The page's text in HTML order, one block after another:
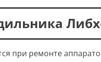
при ремонте